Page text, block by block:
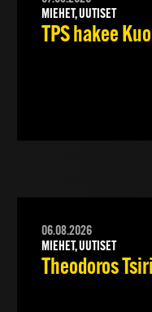
MIEHET, UUTISET
TPS hakee
06.08.2026
MIEHET, UUTISET
Theodoros